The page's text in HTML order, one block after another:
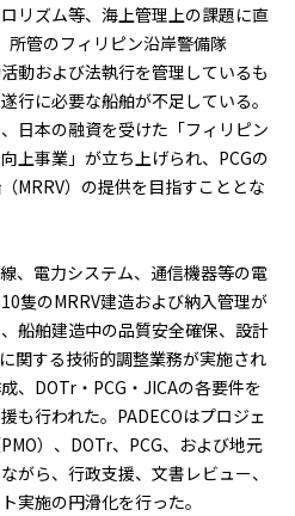
リズム等、海上管理上の課題に直
所管のフィリピン沿岸警備隊
動および法執行を管理しているも
行に必要な船舶が不足している。
日本の融資を受けた「フィリピン
上事業」が立ち上げられ、PCGの
MRRV）の提供を目指すこととな
、電力システム、通信機器等の電
隻のMRRV建造および納入管理が
船舶建造中の品質安全確保、設計
関する技術的調整業務が実施され
、DOTr・PCG・JICAの各要件を
も行われた。PADECOはプロジェ
）、DOTr、PCG、および地元
がら、行政支援、文書レビュー、
実施の円滑化を行った。